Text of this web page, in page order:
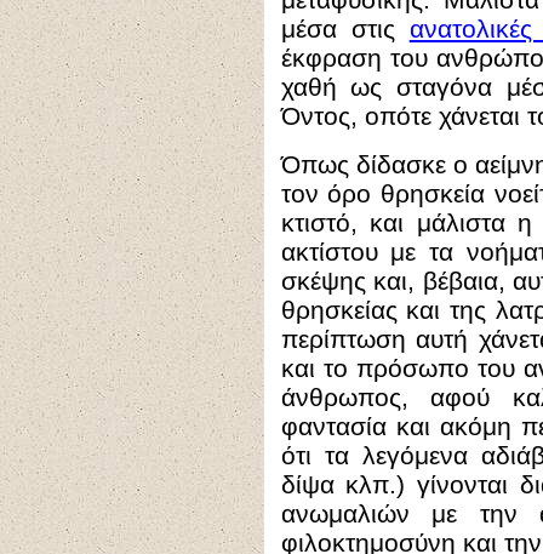
μέσα στις
έκφραση του
χαθή ως σταγόνα
Όντος, οπότε χάνεται
Όπως δίδασκε ο
τον όρο θρησκεία
κτιστό, και μάλιστα
ακτίστου με τα
σκέψης και, βέβαια,
θρησκείας και της
περίπτωση αυτή
και το πρόσωπο του
άνθρωπος, αφού
φαντασία και ακόμη
ότι τα λεγόμενα
δίψα κλπ.) γίνονται
ανωμαλιών με την
φιλοκτημοσύνη και